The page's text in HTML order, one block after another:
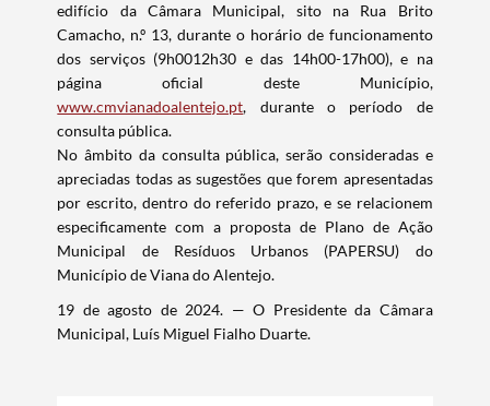
edifício da Câmara Municipal, sito na Rua Brito
Camacho, n.º 13, durante o horário de funcionamento
dos serviços (9h0012h30 e das 14h00-17h00), e na
página oficial deste Município,
www.cmvianadoalentejo.pt, durante o período de
consulta pública.
No âmbito da consulta pública, serão consideradas e
apreciadas todas as sugestões que forem apresentadas
por escrito, dentro do referido prazo, e se relacionem
especificamente com a proposta de Plano de Ação
Municipal de Resíduos Urbanos (PAPERSU) do
Município de Viana do Alentejo.
19 de agosto de 2024. — O Presidente da Câmara
Municipal, Luís Miguel Fialho Duarte.